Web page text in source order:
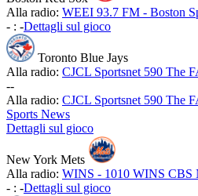
Alla radio: WEEI 93.7 FM - Boston
- : -Dettagli sul gioco
Toronto Blue Jays
Alla radio: CJCL Sportsnet 590 The
--
Alla radio: CJCL Sportsnet 590 The
Sports News
Dettagli sul gioco
New York Mets
Alla radio: WINS - 1010 WINS CBS
- : -Dettagli sul gioco